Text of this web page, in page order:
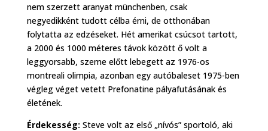
nem szerzett aranyat münchenben, csak
negyedikként tudott célba érni, de otthonában
folytatta az edzéseket. Hét amerikat csúcsot tartott,
a 2000 és 1000 méteres távok között ő volt a
leggyorsabb, szeme előtt lebegett az 1976-os
montreali olimpia, azonban egy autóbaleset 1975-ben
végleg véget vetett Prefonatine pályafutásának és
életének.
Érdekesség: Steve volt az első „nívós” sportoló, aki